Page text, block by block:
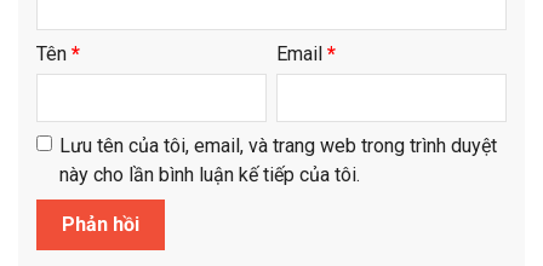
Tên * Email *
Lưu tên của tôi, email, và trang web trong trình duyệt
này cho lần bình luận kế tiếp của tôi.